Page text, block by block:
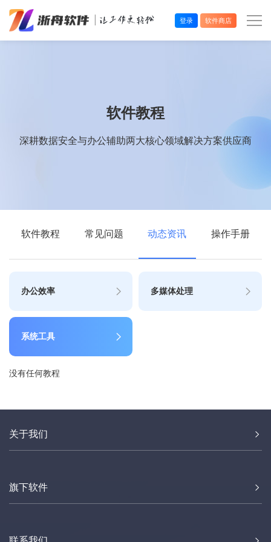
登录 软件商店
软件教程
深耕数据安全与办公辅助两大核心领域解决方案供应商
软件教程 常见问题 动态资讯 操作手册
办公效率 多媒体处理
系统工具
没有任何教程
关于我们
旗下软件